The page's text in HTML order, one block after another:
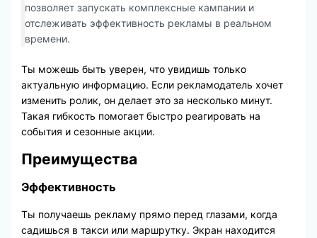
позволяет запускать комплексные кампании и
отслеживать эффективность рекламы в реальном
времени.
Ты можешь быть уверен, что увидишь только
актуальную информацию. Если рекламодатель хочет
изменить ролик, он делает это за несколько минут.
Такая гибкость помогает быстро реагировать на
события и сезонные акции.
Преимущества
Эффективность
Ты получаешь рекламу прямо перед глазами, когда
садишься в такси или маршрутку. Экран находится